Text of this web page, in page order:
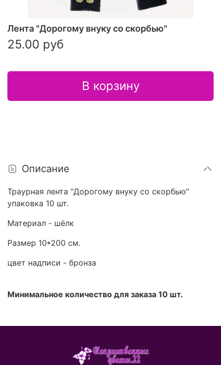
Лента "Дорогому внуку со скорбью"
25.00 руб
В корзину
Описание
Траурная лента "Дорогому внуку со скорбью"
упаковка 10 шт.
Материал - шёлк
Размер 10*200 см.
цвет надписи - бронза
Минимальное количество для заказа 10 шт.